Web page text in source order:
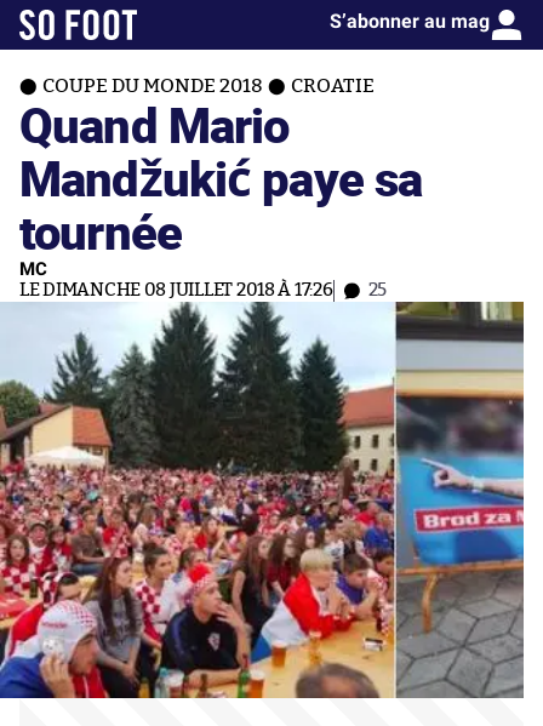
S’abonner au mag
COUPE DU MONDE 2018 CROATIE
Quand Mario
Mandžukić paye sa
tournée
MC
LE DIMANCHE 08 JUILLET 2018 À 17:26 25